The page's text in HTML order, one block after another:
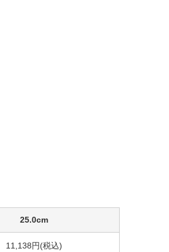
25.0cm
11,138円(税込)